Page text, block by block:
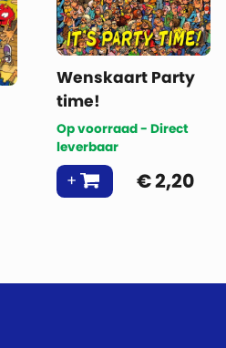
Wenskaart Party
time!
Op voorraad - Direct
leverbaar
€2,20